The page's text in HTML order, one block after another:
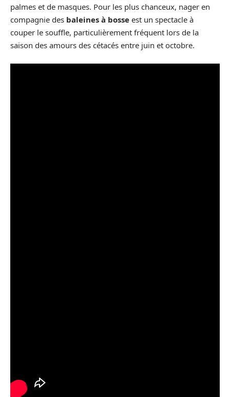
palmes et de masques. Pour les plus chanceux, nager en
compagnie des baleines à bosse est un spectacle à
couper le souffle, particulièrement fréquent lors de la
saison des amours des cétacés entre juin et octobre.